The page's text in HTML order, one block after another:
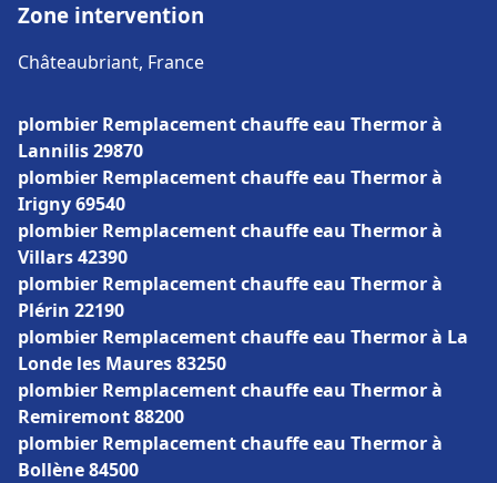
Zone intervention
Châteaubriant, France
plombier Remplacement chauffe eau Thermor à
Lannilis 29870
plombier Remplacement chauffe eau Thermor à
Irigny 69540
plombier Remplacement chauffe eau Thermor à
Villars 42390
plombier Remplacement chauffe eau Thermor à
Plérin 22190
plombier Remplacement chauffe eau Thermor à La
Londe les Maures 83250
plombier Remplacement chauffe eau Thermor à
Remiremont 88200
plombier Remplacement chauffe eau Thermor à
Bollène 84500